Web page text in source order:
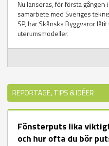
Nu lanseras, för första gången
samarbete med Sveriges
SP, har Skånska Byggvaror
uterumsmodeller.
REPORTAGE, TIPS & IDÉER
Fönsterputs lika
och hur ofta du bör